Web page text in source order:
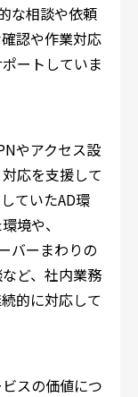
な相談や依頼
認や作業対応
ートしていま
やアクセス設
応を支援して
ていたAD環
境や、
バーまわりの
ど、社内業務
的に対応して
スの価値につ